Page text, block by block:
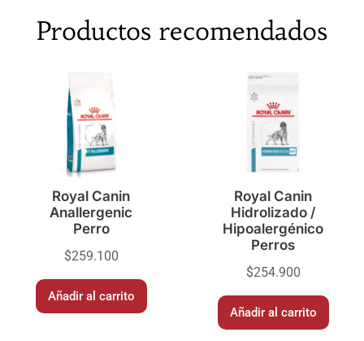
Productos recomendados
Royal Canin
Anallergenic
Perro
$259.100
Añadir al carrito
Royal Canin
Hidrolizado /
Hipoalergénico
Perros
$254.900
Añadir al carrito